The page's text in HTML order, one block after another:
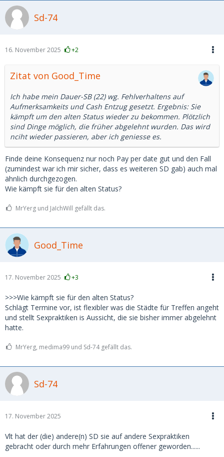
Sd-74
16. November 2025 +2
Zitat von Good_Time
Ich habe mein Dauer-SB (22) wg. Fehlverhaltens auf
Aufmerksamkeits und Cash Entzug gesetzt. Ergebnis: Sie
kämpft um den alten Status wieder zu bekommen. Plötzlich
sind Dinge möglich, die früher abgelehnt wurden. Das wird
nciht wieder passieren, aber ich geniesse es.
Finde deine Konsequenz nur noch Pay per date gut und den Fall
(zumindest war ich mir sicher, dass es weiteren SD gab) auch mal
ähnlich durchgezogen.
Wie kämpft sie für den alten Status?
MrYerg und JaIchWill gefällt das.
Good_Time
17. November 2025 +3
>>>Wie kämpft sie für den alten Status?
Schlägt Termine vor, ist flexibler was die Städte für Treffen angeht
und stellt Sexpraktiken is Aussicht, die sie bisher immer abgelehnt
hatte.
MrYerg, medima99 und Sd-74 gefällt das.
Sd-74
17. November 2025
Vlt hat der (die) andere(n) SD sie auf andere Sexpraktiken
gebracht oder durch mehr Erfahrungen offener geworden......